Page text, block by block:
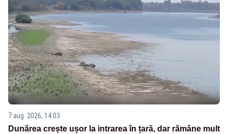
7 aug. 2026, 14:03
Dunărea crește ușor la intrarea în țară, dar rămâne mult